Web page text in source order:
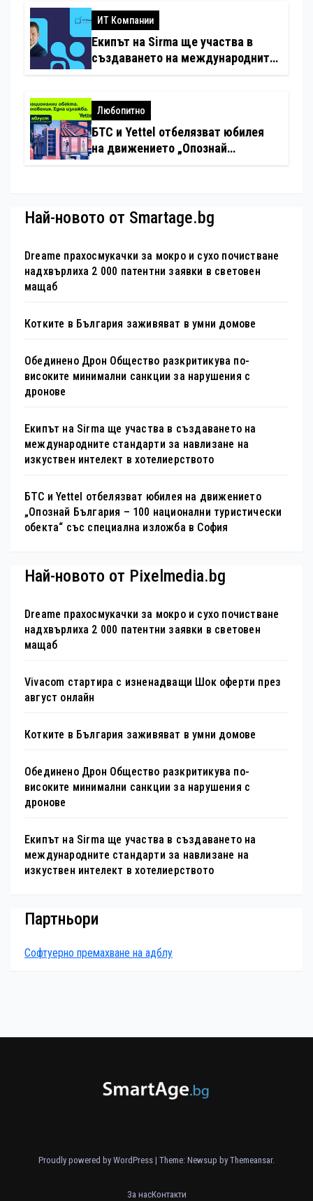
ИТ Компании
Екипът на Sirma ще участва в
създаването на международните
хотелиерството
Любопитно
БТС и Yettel отбелязват юбилея
на движението „Опознай
Най-новото от Smartage.bg
Dreame прахосмукачки за мокро и сухо почистване
надхвърлиха 2 000 патентни заявки в световен
мащаб
Котките в България заживяват в умни домове
Обединено Дрон Общество разкритикува по-
високите минимални санкции за нарушения с
дронове
Екипът на Sirma ще участва в създаването на
международните стандарти за навлизане на
изкуствен интелект в хотелиерството
БТС и Yettel отбелязват юбилея на движението
„Опознай България – 100 национални туристически
обекта“ със специална изложба в София
Най-новото от Pixelmedia.bg
Dreame прахосмукачки за мокро и сухо почистване
надхвърлиха 2 000 патентни заявки в световен
мащаб
Vivacom стартира с изненадващи Шок оферти през
август онлайн
Котките в България заживяват в умни домове
Обединено Дрон Общество разкритикува по-
високите минимални санкции за нарушения с
дронове
Екипът на Sirma ще участва в създаването на
международните стандарти за навлизане на
изкуствен интелект в хотелиерството
Партньори
Софтуерно премахване на адблу
Proudly powered by WordPress | Theme: Newsup by Themeansar.
За насКонтакти